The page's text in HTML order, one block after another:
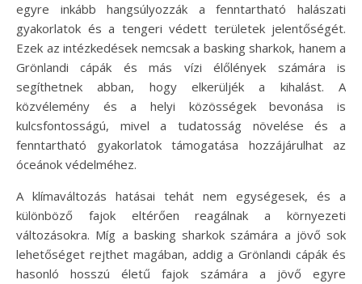
egyre inkább hangsúlyozzák a fenntartható halászati
gyakorlatok és a tengeri védett területek jelentőségét.
Ezek az intézkedések nemcsak a basking sharkok, hanem a
Grönlandi cápák és más vízi élőlények számára is
segíthetnek abban, hogy elkerüljék a kihalást. A
közvélemény és a helyi közösségek bevonása is
kulcsfontosságú, mivel a tudatosság növelése és a
fenntartható gyakorlatok támogatása hozzájárulhat az
óceánok védelméhez.
A klímaváltozás hatásai tehát nem egységesek, és a
különböző fajok eltérően reagálnak a környezeti
változásokra. Míg a basking sharkok számára a jövő sok
lehetőséget rejthet magában, addig a Grönlandi cápák és
hasonló hosszú életű fajok számára a jövő egyre